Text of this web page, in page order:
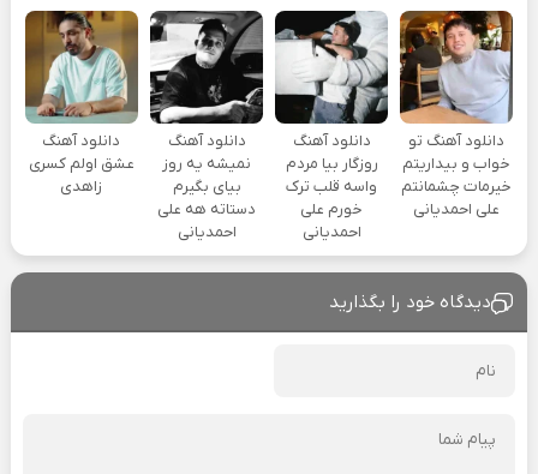
دانلود آهنگ تو
خواب و بیداریتم
خیرمات چشمانتم
علی احمدیانی
دانلود آهنگ
روزگار بیا مردم
واسه قلب ترک
خورم علی
احمدیانی
دانلود آهنگ
نمیشه یه روز
بیای بگیرم
دستاته هه علی
احمدیانی
دانلود آهنگ
عشق اولم کسری
زاهدی
دیدگاه خود را بگذارید